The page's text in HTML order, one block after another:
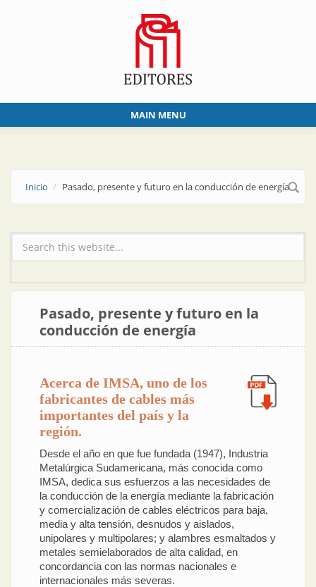
MAIN MENU
Inicio Pasado, presente y futuro en la conducción de energía
Formulario de búsqueda
Pasado, presente y futuro en la
conducción de energía
Acerca de IMSA, uno de los
fabricantes de cables más
importantes del país y la
región.
Desde el año en que fue fundada (1947), Industria
Metalúrgica Sudamericana, más conocida como
IMSA, dedica sus esfuerzos a las necesidades de
la conducción de la energía mediante la fabricación
y comercialización de cables eléctricos para baja,
media y alta tensión, desnudos y aislados,
unipolares y multipolares; y alambres esmaltados y
metales semielaborados de alta calidad, en
concordancia con las normas nacionales e
internacionales más severas.